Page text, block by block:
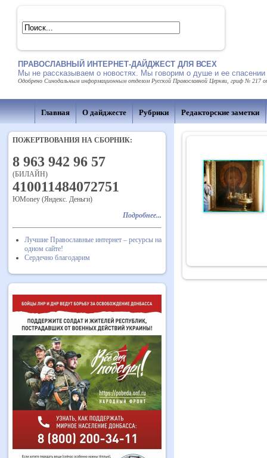
ПРАВОСЛАВНЫЙ ИНТЕРНЕТ-ДАЙДЖЕСТ ДЛЯ ВСЕХ
Мы не рассказываем о новостях. Мы говорим о душе и ее спасении
Одобрено Синодальным информационным отделом Русской Православной Церкви, гриф № 217
Главная О дайджесте Рубрики Редакторские заметки
ПОЖЕРТВОВАНИЯ НА СБОРНИК:
8 963 942 96 57
(БИЛАЙН)
410011484072751
ЮMoney (Яндекс. Деньги)
Подробнее...
Лучшие Православные интернет – ресурсы на
одном сайте!
Сердечно благодарим